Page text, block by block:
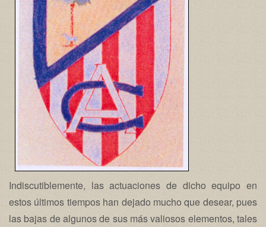
Indiscutiblemente, las actuaciones de dicho equipo en
estos últimos tiempos han dejado mucho que desear, pues
las bajas de algunos de sus más valiosos elementos, tales